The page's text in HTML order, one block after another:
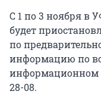
С 1 по 3 ноября в
будет
по
информацию по
информационном
28-08.